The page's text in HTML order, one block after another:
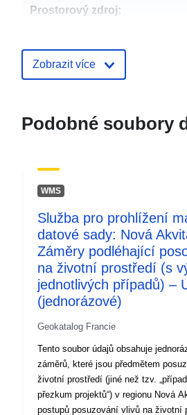
Prostorový zdroj:
Typ:
Datový
http://
codelist/
Zobrazit více
Podobné soubory
WMS
Služba pro prohlížení
datové sady: Nová
Záměry podléhající
na životní prostředí (s
jednotlivých případů) –
(jednorázové)
Geokatalog Francie
Tento soubor údajů obsahuje
záměrů, které jsou předmětem
životní prostředí (jiné než tzv.
přezkum projektů“) v regionu Nová
postupů posuzování vlivů na životní